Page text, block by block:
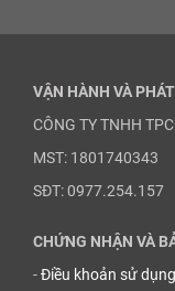
VẬN HÀNH VÀ
CÔNG TY TNHH
MST: 1801740343
SĐT: 0977.254.157
CHỨNG NHẬN VÀ
-Điều khoản sử